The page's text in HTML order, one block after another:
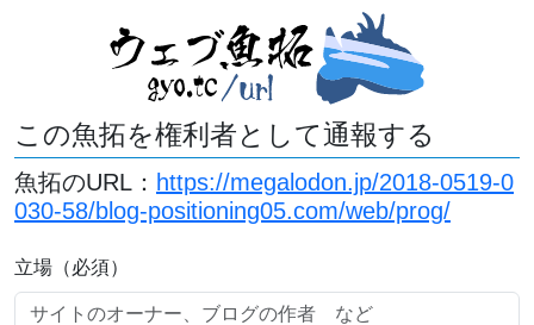
この魚拓を権利者として通報する
魚拓のURL： https://megalodon.jp/2018-0519-0
030-58/blog-positioning05.com/web/prog/
立場（必須）